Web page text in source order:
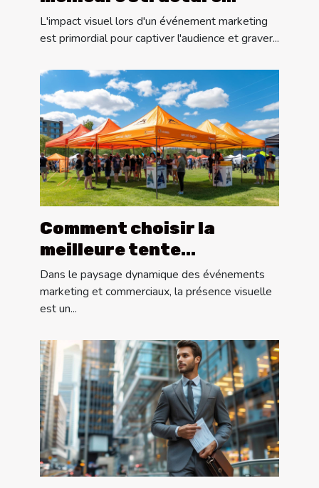
gonflable pour votre
événement marketing
L'impact visuel lors d'un événement marketing
est primordial pour captiver l'audience et graver...
Comment choisir la
meilleure tente
publicitaire pour votre
événement
Dans le paysage dynamique des événements
marketing et commerciaux, la présence visuelle
est un...